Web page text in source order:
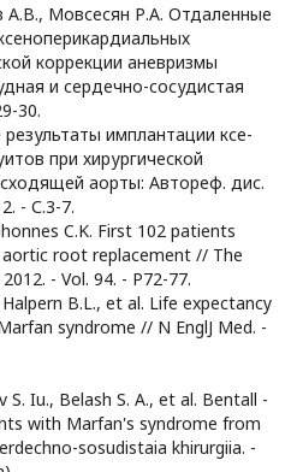
Мовсесян Р.А. Отдаленные
коррекции аневризмы
и сердечно-сосудистая
30.
имплантации ксе-
при хирургической
аорты: Автореф. дис.
- С.3-7.
C.K. First 102 patients
root replacement // The
- Vol. 94. - P72-77.
B.L., et al. Life expectancy
syndrome // N EnglJ Med. -
S. Iu., Belash S. A., et al. Bentall -
with Marfan's syndrome from
sosudistaia khirurgiia. -